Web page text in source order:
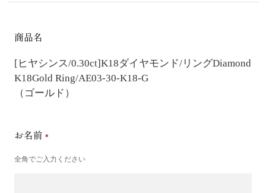
商品名
[ヒヤシンス/0.30ct]K18ダイヤモンド/リングDiamond
K18Gold Ring/AE03-30-K18-G
（ゴールド）
お名前
全角でご入力ください